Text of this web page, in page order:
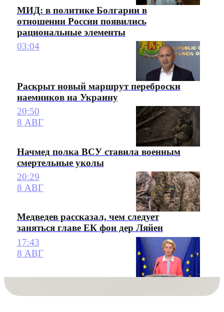
МИД: в политике Болгарии в
отношении России появились
рациональные элементы
03:04
Раскрыт новый маршрут переброски
наемников на Украину
20:50
8 АВГ
Начмед полка ВСУ ставила военным
смертельные уколы
20:29
8 АВГ
Медведев рассказал, чем следует
заняться главе ЕК фон дер Ляйен
17:43
8 АВГ